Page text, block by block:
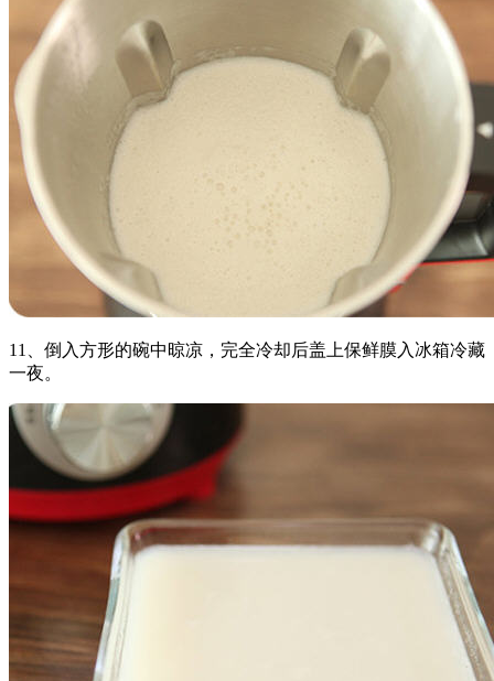
11、倒入方形的碗中晾凉，完全冷却后盖上保鲜膜入冰箱冷藏
一夜。